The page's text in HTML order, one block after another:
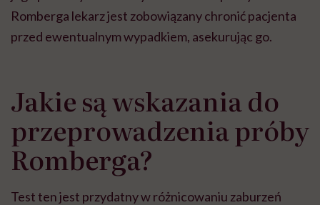
Romberga lekarz jest zobowiązany chronić pacjenta
przed ewentualnym wypadkiem, asekurując go.
Jakie są wskazania do
przeprowadzenia próby
Romberga?
Test ten jest przydatny w różnicowaniu zaburzeń